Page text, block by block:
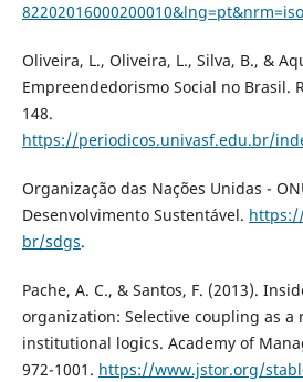
82202016000200010&lng=pt&nrm=iso
Oliveira, L., Oliveira, L., Silva, B., &
Empreendedorismo Social no Brasil.
148.
https://periodicos.univasf.edu.br/
Organização das Nações Unidas -
Desenvolvimento Sustentável.
br/sdgs.
Pache, A. C., & Santos, F. (2013).
organization: Selective coupling as a
institutional logics. Academy of
972-1001. https://www.jstor.org/